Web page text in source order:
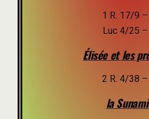
1 R. 17/9
Luc 4/25
Élisée et les
2 R. 4/38 –
la